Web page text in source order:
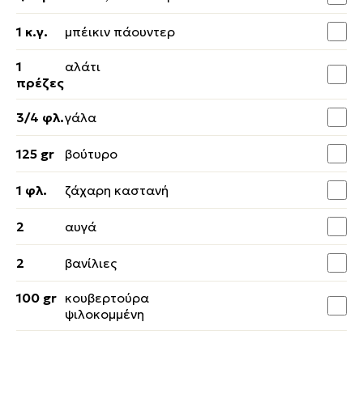
1 κ.γ. μπέικιν πάουντερ
1
πρέζες
αλάτι
3/4 φλ.γάλα
125 gr βούτυρο
1 φλ. ζάχαρη καστανή
2 αυγά
2 βανίλιες
100 gr κουβερτούρα
ψιλοκομμένη